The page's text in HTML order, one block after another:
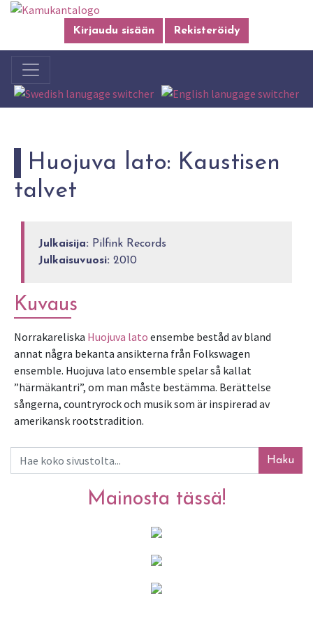
Kirjaudu sisään Rekisteröidy
Huojuva lato: Kaustisen
talvet
Julkaisija: Pilfink Records
Julkaisuvuosi: 2010
Kuvaus
Norrakareliska Huojuva lato ensembe beståd av bland
annat några bekanta ansikterna från Folkswagen
ensemble. Huojuva lato ensemble spelar så kallat
”härmäkantri”, om man måste bestämma. Berättelse
sångerna, countryrock och musik som är inspirerad av
amerikansk rootstradition.
Haku
Mainosta tässä!